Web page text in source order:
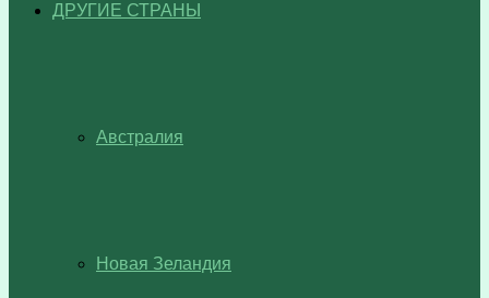
ДРУГИЕ СТРАНЫ
Австралия
Новая Зеландия